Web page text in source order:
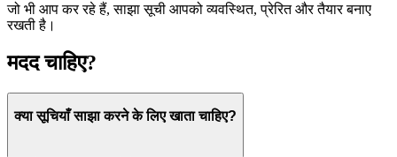
जो भी आप कर रहे हैं, साझा सूची आपको व्यवस्थित, प्रेरित और तैयार बनाए
रखती है।
मदद चाहिए?
क्या सूचियाँ साझा करने के लिए खाता चाहिए?